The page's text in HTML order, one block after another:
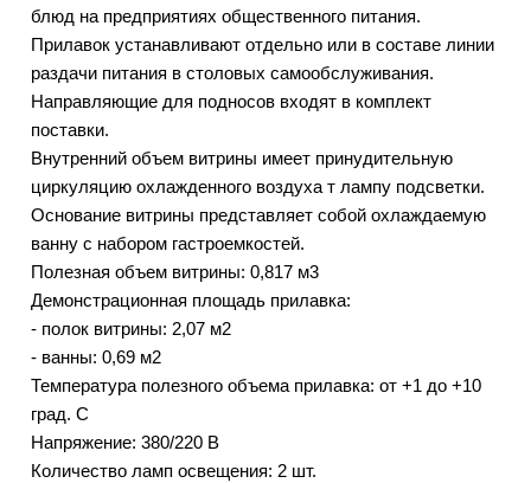
блюд на предприятиях общественного питания.
Прилавок устанавливают отдельно или в составе линии
раздачи питания в столовых самообслуживания.
Направляющие для подносов входят в комплект
поставки.
Внутренний объем витрины имеет принудительную
циркуляцию охлажденного воздуха т лампу подсветки.
Основание витрины представляет собой охлаждаемую
ванну с набором гастроемкостей.
Полезная объем витрины: 0,817 м3
Демонстрационная площадь прилавка:
- полок витрины: 2,07 м2
- ванны: 0,69 м2
Температура полезного объема прилавка: от +1 до +10
град. С
Напряжение: 380/220 В
Количество ламп освещения: 2 шт.